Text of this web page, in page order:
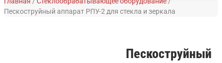
Пескоструйный аппарат РПУ-2 для стекла и зеркала
Пескоструйный